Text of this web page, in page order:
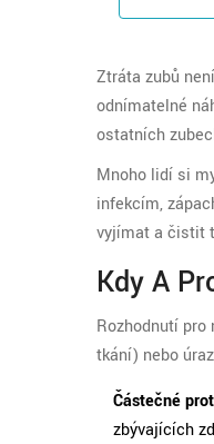
Ztráta zubů
odnímatelné
ostatních
Mnoho lidí si
infekcím,
vyjímat a čistit
Kdy A
Rozhodnutí
tkání) nebo
Částečné
zbývajících